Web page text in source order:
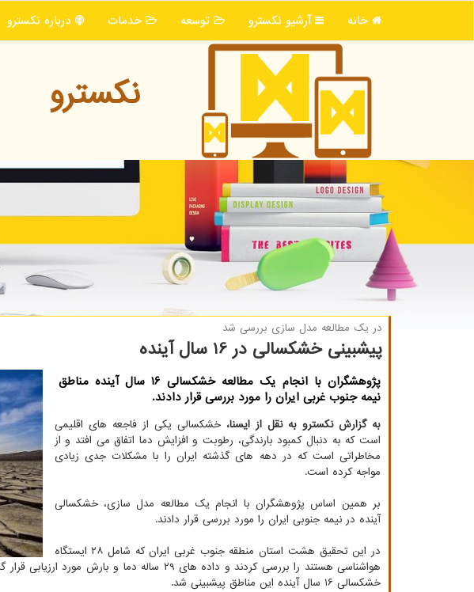
خانه آرشیو نكسترو توسعه خدمات درباره نكسترو
نكسترو
در یك مطالعه مدل سازی بررسی شد
پیشبینی خشكسالی در 16 سال آینده
پژوهشگران با انجام یک مطالعه خشکسالی ۱۶ سال آینده مناطق
نیمه جنوب غربی ایران را مورد بررسی قرار دادند.
به گزارش نکسترو به نقل از ایسنا،خشکسالی یکی از فاجعه های اقلیمی
است که به دنبال کمبود بارندگی، رطوبت و افزایش دما اتفاق می افتد و از
مخاطراتی است که در دهه های گذشته ایران را با مشکلات جدی زیادی
مواجه کرده است.
بر همین اساس پژوهشگران با انجام یک مطالعه مدل سازی، خشکسالی
آینده در نیمه جنوبی ایران را مورد بررسی قرار دادند.
در این تحقیق هشت استان منطقه جنوب غربی ایران که شامل ۲۸ ایستگاه
هواشناسی هستند را بررسی کردند و داده های ۲۹
خشکسالی ۱۶ سال آینده این مناطق پیشبینی شد.